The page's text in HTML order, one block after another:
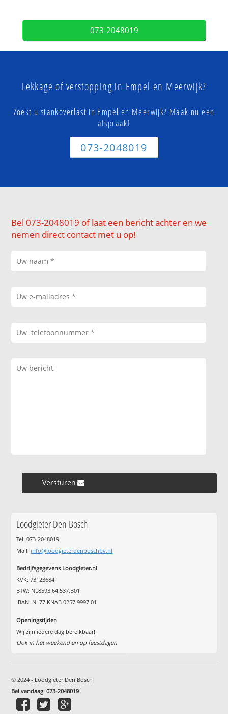
073-2048019
Lekkage of verstopping in Empel en Meerwijk?
Zoekt u stankoverlast in Empel en Meerwijk? Maak nu een
afspraak!
073-2048019
Bel 073-2048019 of laat een bericht achter en we
nemen direct contact met u op!
Versturen »
Loodgieter Den Bosch
Tel: 073-2048019
Mail: info@loodgieterdenboschbv.nl
Bedrijfsgegevens Loodgieter.nl
KVK: 73123684
BTW: NL8593.64.537.B01
IBAN: NL77 KNAB 0257 9997 01
Openingstijden
Wij zijn iedere dag bereikbaar!
Ook in het weekend en op feestdagen
© 2024 - Loodgieter Den Bosch
Bel vandaag:073-2048019